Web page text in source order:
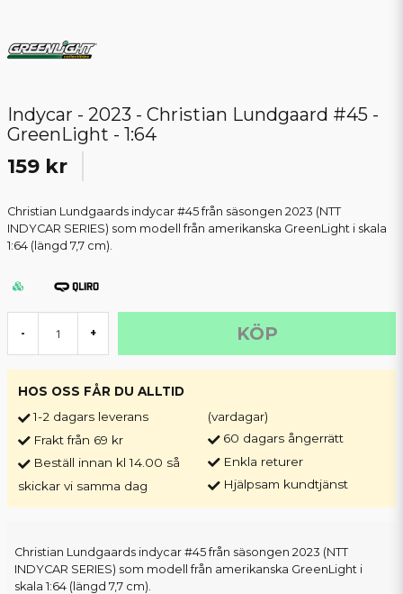
Indycar - 2023 - Christian Lundgaard #45 -
GreenLight - 1:64
159 kr
Christian Lundgaards indycar #45 från säsongen 2023 (NTT
INDYCAR SERIES) som modell från amerikanska GreenLight i skala
1:64 (längd 7,7 cm).
- + KÖP
HOS OSS FÅR DU ALLTID
1-2 dagars leverans
Frakt från 69 kr
Beställ innan kl 14.00 så
skickar vi samma dag
(vardagar)
60 dagars ångerrätt
Enkla returer
Hjälpsam kundtjänst
Christian Lundgaards indycar #45 från säsongen 2023 (NTT
INDYCAR SERIES) som modell från amerikanska GreenLight i
skala 1:64 (längd 7,7 cm).